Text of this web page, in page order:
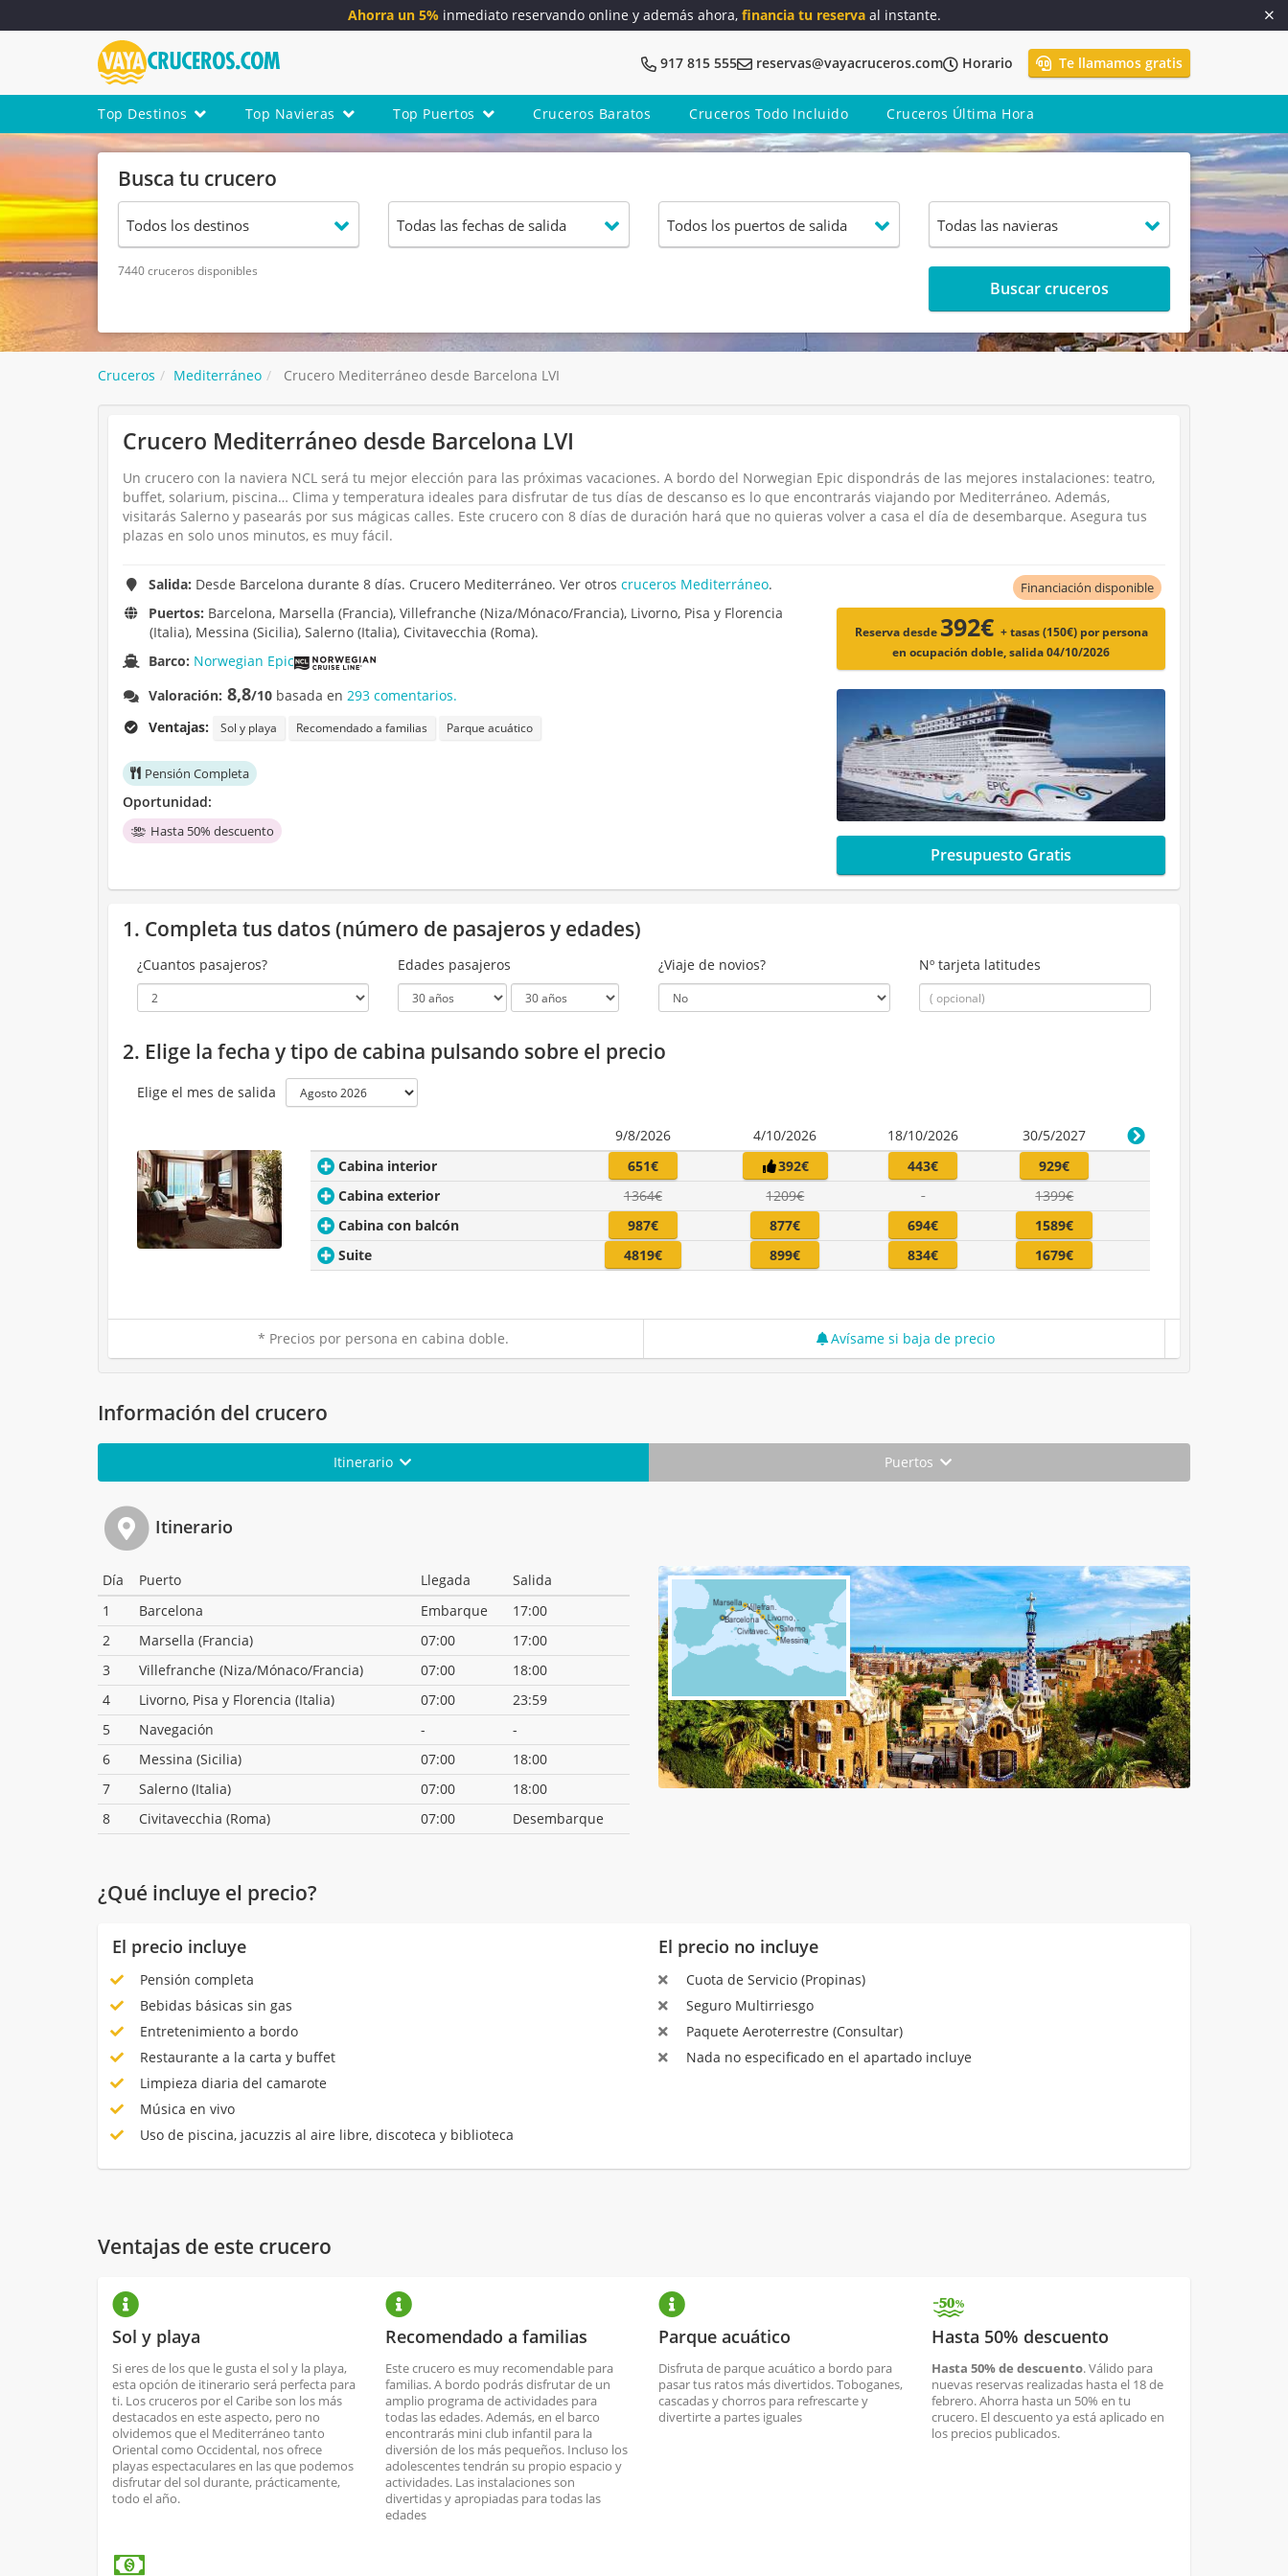
Ahorra un 5%inmediato reservando online y además ahora, financia tu reservaal instante.
917 815 555 reservas@vayacruceros.com Horario Te llamamos gratis
Top Destinos Top Navieras Top Puertos Cruceros Baratos Cruceros Todo Incluido Cruceros Última Hora
Busca tu crucero
7440 cruceros disponibles
Buscar cruceros
Cruceros Mediterráneo Crucero Mediterráneo desde Barcelona LVI
Crucero Mediterráneo desde Barcelona LVI
Un crucero con la naviera NCL será tu mejor elección para las próximas vacaciones. A bordo del Norwegian Epic dispondrás de las mejores instalaciones: teatro,
buffet, solarium, piscina… Clima y temperatura ideales para disfrutar de tus días de descanso es lo que encontrarás viajando por Mediterráneo. Además,
visitarás Salerno y pasearás por sus mágicas calles. Este crucero con 8 días de duración hará que no quieras volver a casa el día de desembarque. Asegura tus
plazas en solo unos minutos, es muy fácil.
Salida: Desde Barcelona durante 8 días. Crucero Mediterráneo. Ver otroscruceros Mediterráneo.
Puertos: Barcelona, Marsella (Francia), Villefranche (Niza/Mónaco/Francia), Livorno, Pisa y Florencia
(Italia), Messina (Sicilia), Salerno (Italia), Civitavecchia (Roma).
Barco: Norwegian Epic
Valoración: 8,8/10 basada en 293 comentarios.
Ventajas:
Sol y playa Recomendado a familias Parque acuático
Pensión Completa
Oportunidad:
Hasta 50% descuento
Financiación disponible
Reserva desde 392€ + tasas (150€) por persona
en ocupación doble, salida 04/10/2026
Presupuesto Gratis
1. Completa tus datos (número de pasajeros y edades)
¿Cuantos pasajeros? Edades pasajeros ¿Viaje de novios? Nº tarjeta latitudes
2. Elige la fecha y tipo de cabina pulsando sobre el precio
Elige el mes de salida
9/8/2026 4/10/2026 18/10/2026
30/5/2027
Cabina interior
651€ 392€ 443€
929€
Cabina exterior
1364€ 1209€
1399€
Cabina con balcón
987€ 877€ 694€
1589€
Suite
4819€ 899€ 834€ 1679€
* Precios por persona en cabina doble. Avísame si baja de precio
Información del crucero
Itinerario Puertos
Itinerario
Día Puerto Llegada
Salida
1
Barcelona Embarque
17:00
2
Marsella (Francia) 07:00
17:00
3
Villefranche (Niza/Mónaco/Francia) 07:00
18:00
4
Livorno, Pisa y Florencia (Italia) 07:00
23:59
5
Navegación -
-
6
Messina (Sicilia) 07:00
18:00
7
Salerno (Italia) 07:00
18:00
8
Civitavecchia (Roma) 07:00 Desembarque
¿Qué incluye el precio?
El precio incluye
Pensión completa
Bebidas básicas sin gas
Entretenimiento a bordo
Restaurante a la carta y buffet
Limpieza diaria del camarote
Música en vivo
Uso de piscina, jacuzzis al aire libre, discoteca y biblioteca
El precio no incluye
Cuota de Servicio (Propinas)
Seguro Multirriesgo
Paquete Aeroterrestre (Consultar)
Nada no especificado en el apartado incluye
Ventajas de este crucero
Sol y playa
Si eres de los que le gusta el sol y la playa,
esta opción de itinerario será perfecta para
ti. Los cruceros por el Caribe son los más
destacados en este aspecto, pero no
olvidemos que el Mediterráneo tanto
Oriental como Occidental, nos ofrece
playas espectaculares en las que podemos
disfrutar del sol durante, prácticamente,
todo el año.
Recomendado a familias
Este crucero es muy recomendable para
familias. A bordo podrás disfrutar de un
amplio programa de actividades para
todas las edades. Además, en el barco
encontrarás mini club infantil para la
diversión de los más pequeños. Incluso los
adolescentes tendrán su propio espacio y
actividades. Las instalaciones son
divertidas y apropiadas para todas las
edades
Parque acuático
Disfruta de parque acuático a bordo para
pasar tus ratos más divertidos. Toboganes,
cascadas y chorros para refrescarte y
divertirte a partes iguales
Hasta 50% descuento
Hasta 50% de descuento. Válido para
nuevas reservas realizadas hasta el 18 de
febrero. Ahorra hasta un 50% en tu
crucero. El descuento ya está aplicado en
los precios publicados.